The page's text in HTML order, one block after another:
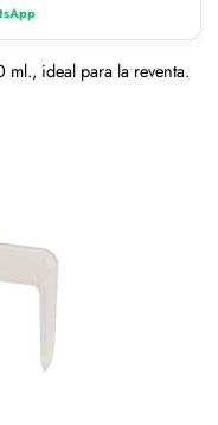
ideal para la reventa.